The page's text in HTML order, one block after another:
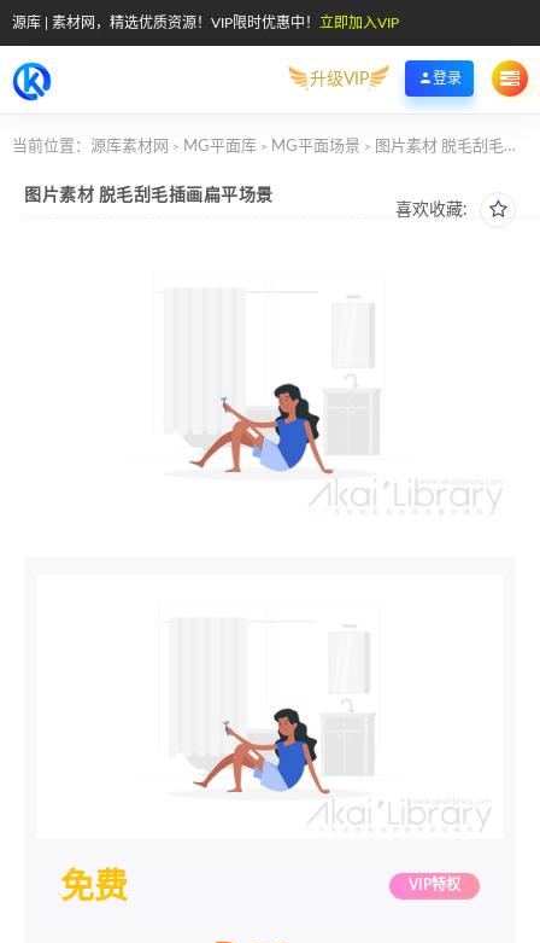
源库 | 素材网，精选优质资源！VIP限时优惠中！ 立即加入VIP
升级VIP 登录
当前位置： 源库素材网 > MG平面库 > MG平面场景 > 图片素材 脱毛刮毛插画扁平场景
喜欢收藏:
图片素材 脱毛刮毛插画扁平场景
免费 VIP特权